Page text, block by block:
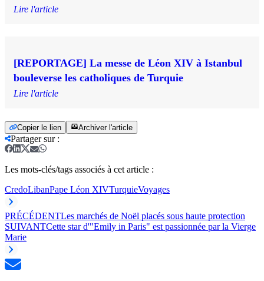
Lire l'article
[REPORTAGE] La messe de Léon XIV à Istanbul
bouleverse les catholiques de Turquie
Lire l'article
Copier le lien Archiver l'article
Partager sur:
Les mots-clés/tags associés à cet article :
CredoLibanPape Léon XIVTurquieVoyages
PRÉCÉDENTLes marchés de Noël placés sous haute protection
SUIVANTCette star d'"Emily in Paris" est passionnée par la Vierge
Marie